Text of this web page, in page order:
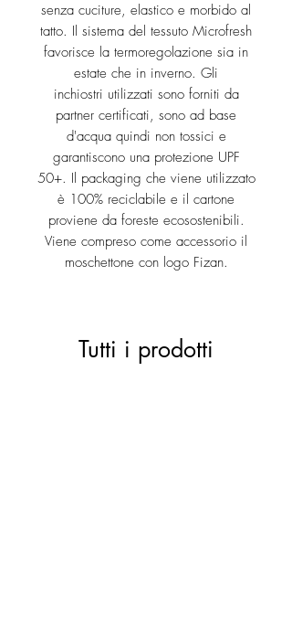
senza cuciture, elastico e morbido al
tatto. Il sistema del tessuto Microfresh
favorisce la termoregolazione sia in
estate che in inverno. Gli
inchiostri utilizzati sono forniti da
partner certificati, sono ad base
d'acqua quindi non tossici e
garantiscono una protezione UPF
50+. Il packaging che viene utilizzato
è 100% reciclabile e il cartone
proviene da foreste ecosostenibili.
Viene compreso come accessorio il
moschettone con logo Fizan.
Tutti i prodotti